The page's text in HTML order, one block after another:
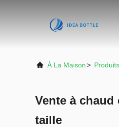
À La Maison> Produits
Vente à
taille